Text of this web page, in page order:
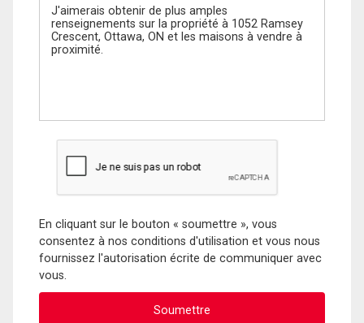
En cliquant sur le bouton « soumettre », vous
consentez à nos conditions d'utilisation et vous nous
fournissez l'autorisation écrite de communiquer avec
vous.